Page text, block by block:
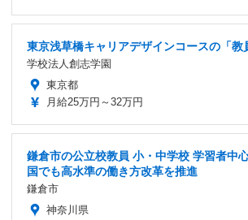
東京浅草橋キャリアデザインコースの「教
学校法人創志学園
東京都
月給25万円～32万円
鎌倉市の公立校教員 小・中学校 学習者中
国でも高水準の働き方改革を推進
鎌倉市
神奈川県